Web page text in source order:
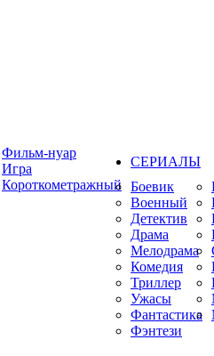
Фильм-нуар
Игра
Короткометражный
СЕРИАЛЫ
Боевик
Военный
Детектив
Драма
Мелодрама
Комедия
Триллер
Ужасы
Фантастика
Фэнтези